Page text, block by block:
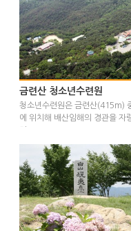
금련산 청소년수련원
청소년수련원은 금련산(415m)
에 위치해 배산임해의 경관을 자